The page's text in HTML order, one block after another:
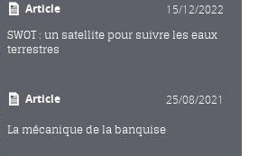
Article 15/12/2022
SWOT : un satellite pour suivre les eaux
terrestres
Article 25/08/2021
La mécanique de la banquise